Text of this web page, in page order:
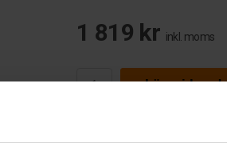
1 819 kr inkl. moms
Lägg i